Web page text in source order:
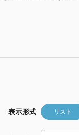
表示形式 リスト